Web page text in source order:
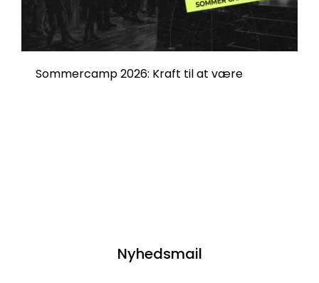
Sommercamp 2026: Kraft til at være
Nyhedsmail